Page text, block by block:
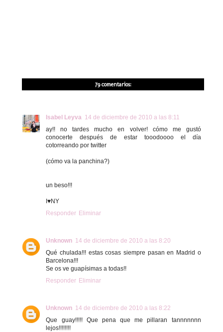
79 comentarios:
Isabel Leyva 14 de diciembre de 2010 a las 8:11
ay!! no tardes mucho en volver! cómo me gustó
conocerte después de estar tooodoooo el día
cotorreando por twitter
(cómo va la panchina?)
un beso!!!
I♥NY
Responder Eliminar
Unknown 14 de diciembre de 2010 a las 8:20
Qué chulada!!! estas cosas siempre pasan en Madrid o
Barcelona!!!
Se os ve guapísimas a todas!!
Responder Eliminar
Unknown 14 de diciembre de 2010 a las 8:22
Que guay!!!!! Que pena que me pillaran tannnnnnn
lejos!!!!!!!!